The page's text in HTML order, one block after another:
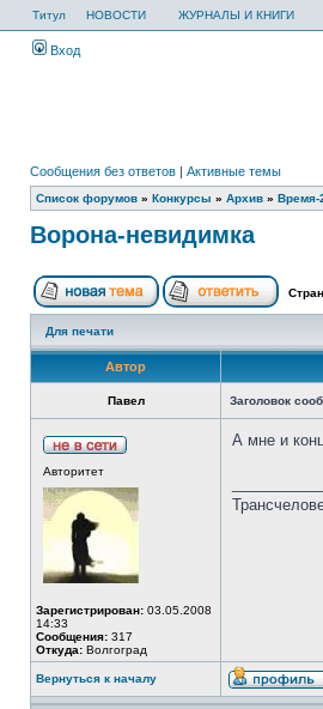
Титул НОВОСТИ ЖУРНАЛЫ И КНИГИ
Вход
Сообщения без ответов | Активные темы
Список форумов » Конкурсы » Архив » Время-
Ворона-невидимка
Для печати
Автор
Павел Заголовок
Авторитет
Зарегистрирован: 03.05.2008
14:33
Сообщения: 317
Откуда: Волгоград
А мне и
Вернуться к началу